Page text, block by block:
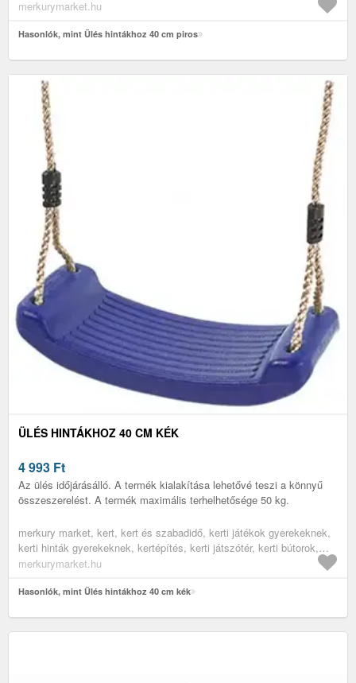
kerti hinták
merkurymarket.hu
Hasonlók, mint Ülés hintákhoz 40 cm piros
ÜLÉS HINTÁKHOZ 40 CM KÉK
4 993 Ft
Az ülés időjárásálló. A termék kialakítása lehetővé teszi a könnyű
összeszerelést. A termék maximális terhelhetősége 50 kg.
merkury market, kert, kert és szabadidő, kerti játékok gyerekeknek,
kerti hinták gyerekeknek, kertépítés, kerti játszótér, kerti bútorok,
kerti hinták
merkurymarket.hu
Hasonlók, mint Ülés hintákhoz 40 cm kék